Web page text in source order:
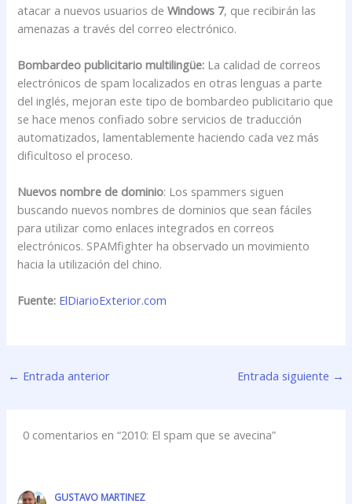
atacar a nuevos usuarios deWindows 7, que recibirán las
amenazas a través del correo electrónico.
Bombardeo publicitario multilingüe: La calidad de correos
electrónicos de spam localizados en otras lenguas a parte
del inglés, mejoran este tipo de bombardeo publicitario que
se hace menos confiado sobre servicios de traducción
automatizados, lamentablemente haciendo cada vez más
dificultoso el proceso.
Nuevos nombre de dominio: Los spammers siguen
buscando nuevos nombres de dominios que sean fáciles
para utilizar como enlaces integrados en correos
electrónicos. SPAMfighter ha observado un movimiento
hacia la utilización del chino.
Fuente: ElDiarioExterior.com
← Entrada anterior Entrada siguiente →
0 comentarios en “2010: El spam que se avecina”
GUSTAVO MARTINEZ